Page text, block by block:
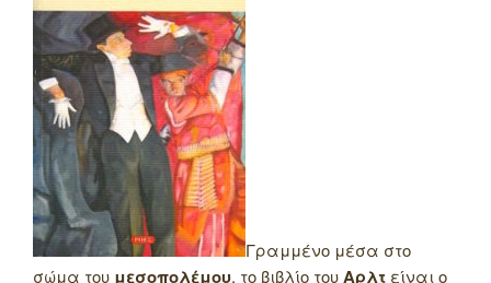
Γραμμένο μέσα στο
σώμα του μεσοπολέμου, το βιβλίο τουΑρλτ είναι ο